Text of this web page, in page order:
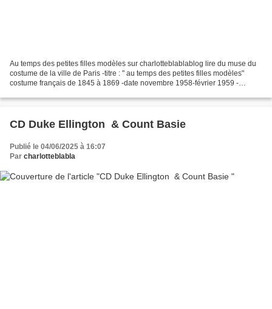
Au temps des petites filles modèles sur charlotteblablablog lire du muse du
costume de la ville de Paris -titre : " au temps des petites filles modèles"
costume français de 1845 à 1869 -date novembre 1958-février 1959 -
CD Duke Ellington & Count Basie
Publié le 04/06/2025 à 16:07
Par charlotteblabla